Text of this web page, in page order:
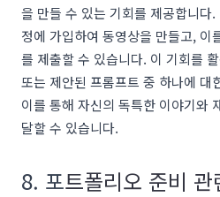
을 만들 수 있는 기회를 제공합니
정에 가입하여 동영상을 만들고, 이
를 제출할 수 있습니다. 이 기회를
또는 제안된 프롬프트 중 하나에 대
이를 통해 자신의 독특한 이야기와
달할 수 있습니다.
8. 포트폴리오 준비